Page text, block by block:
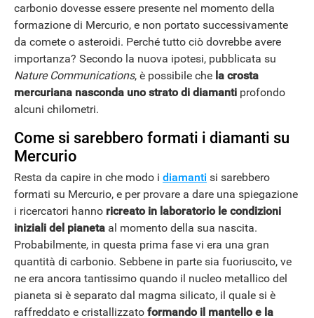
ANDROID
carbonio dovesse essere presente nel momento della
formazione di Mercurio, e non portato successivamente
da comete o asteroidi. Perché tutto ciò dovrebbe avere
importanza? Secondo la nuova ipotesi, pubblicata su
Nature Communications, è possibile che la crosta
mercuriana nasconda uno strato di diamanti profondo
alcuni chilometri.
Come si sarebbero formati i diamanti su
Mercurio
Resta da capire in che modo i diamanti si sarebbero
formati su Mercurio, e per provare a dare una spiegazione
i ricercatori hanno ricreato in laboratorio le condizioni
iniziali del pianeta al momento della sua nascita.
Probabilmente, in questa prima fase vi era una gran
quantità di carbonio. Sebbene in parte sia fuoriuscito, ve
ne era ancora tantissimo quando il nucleo metallico del
pianeta si è separato dal magma silicato, il quale si è
raffreddato e cristallizzato formando il mantello e la